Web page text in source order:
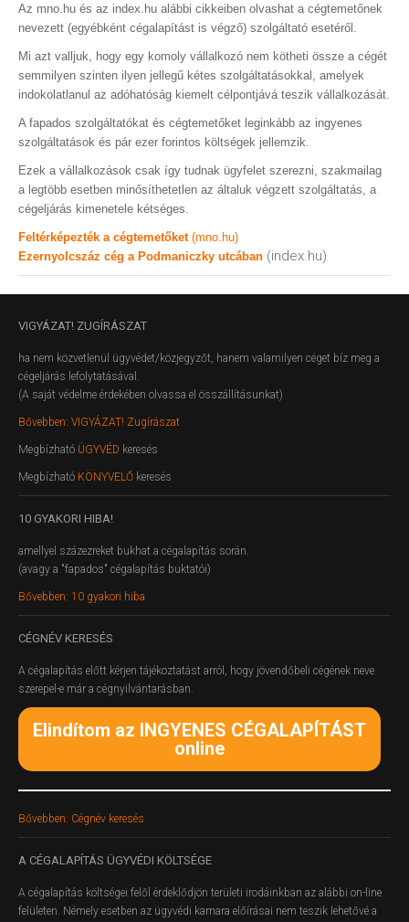
Az mno.hu és az index.hu alábbi cikkeiben olvashat a cégtemetőnek
nevezett (egyébként cégalapítást is végző) szolgáltató esetéről.
Mi azt valljuk, hogy egy komoly vállalkozó nem kötheti össze a cégét
semmilyen szinten ilyen jellegű kétes szolgáltatásokkal, amelyek
indokolatlanul az adóhatóság kiemelt célpontjává teszik vállalkozását.
A fapados szolgáltatókat és cégtemetőket leginkább az ingyenes
szolgáltatások és pár ezer forintos költségek jellemzik.
Ezek a vállalkozások csak így tudnak ügyfelet szerezni, szakmailag
a legtöbb esetben minősíthetetlen az általuk végzett szolgáltatás, a
cégeljárás kimenetele kétséges.
Feltérképezték a cégtemetőket (mno.hu)
Ezernyolcszáz cég a Podmaniczky utcában (index.hu)
VIGYÁZAT! ZUGÍRÁSZAT
ha nem közvetlenül ügyvédet/közjegyzőt, hanem valamilyen céget bíz meg a
cégeljárás lefolytatásával.
(A saját védelme érdekében olvassa el összállításunkat)
Bővebben: VIGYÁZAT! Zugírászat
Megbízható ÜGYVÉD keresés
Megbízható KÖNYVELŐ keresés
10 GYAKORI HIBA!
amellyel százezreket bukhat a cégalapítás során.
(avagy a "fapados" cégalapítás buktatói)
Bővebben: 10 gyakori hiba
CÉGNÉV KERESÉS
A cégalapítás előtt kérjen tájékoztatást arról, hogy jövendőbeli cégének neve
szerepel-e már a cégnyilvántarásban.
Elindítom az INGYENES CÉGALAPÍTÁST
online
Bővebben: Cégnév keresés
A CÉGALAPÍTÁS ÜGYVÉDI KÖLTSÉGE
A cégalapítás költségei felől érdeklődjön területi irodáinkban az alábbi on-line
felületen. Némely esetben az ügyvédi kamara előírásai nem teszik lehetővé a